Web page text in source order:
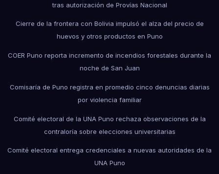
tras autorización de Provías Nacional
Cierre de la frontera con Bolivia impulsó el alza del precio de
huevos y otros productos en Puno
COER Puno reporta incremento de incendios forestales durante la
noche de San Juan
Comisaría de Puno registra en promedio cinco denuncias diarias
por violencia familiar
Comité electoral de la UNA Puno rechaza observaciones de la
contraloría sobre elecciones universitarias
Comité electoral entrega credenciales a nuevas autoridades de la
UNA Puno